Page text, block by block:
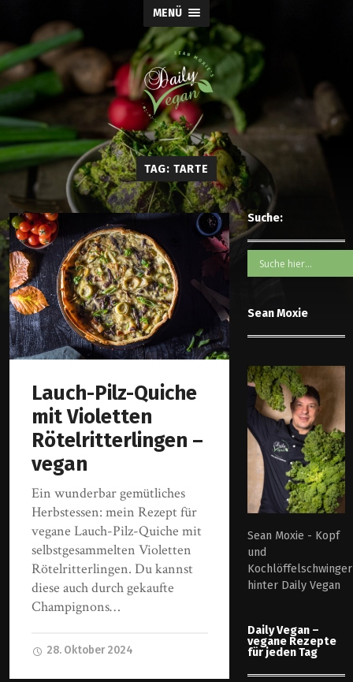
MENÜ
TAG: TARTE
Lauch-Pilz-Quiche
mit Violetten
Rötelritterlingen –
vegan
Ein wunderbar gemütliches
Herbstessen: mein Rezept für
vegane Lauch-Pilz-Quiche mit
selbstgesammelten Violetten
Rötelritterlingen. Du kannst
diese auch durch gekaufte
Champignons…
28. Oktober 2024
Suche:
Sean Moxie
Sean Moxie - Kopf
und
Kochlöffelschwinger
hinter Daily Vegan
Daily Vegan –
vegane Rezepte
für jeden Tag